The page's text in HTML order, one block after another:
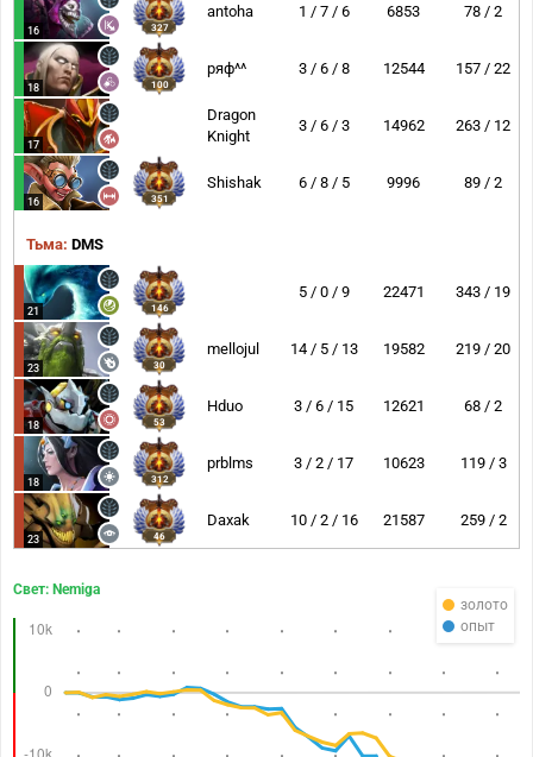
16 327
antoha 1 / 7 / 6 6853 78 / 2
18 100
ряф^^ 3 / 6 / 8 12544 157 / 22
17
Dragon
Knight
3 / 6 / 3 14962 263 / 12
16 351
Shishak 6 / 8 / 5 9996 89 / 2
Тьма: DMS
21 146
5 / 0 / 9 22471 343 / 19
23 30
mellojul 14 / 5 / 13 19582 219 / 20
18 53
Hduo 3 / 6 / 15 12621 68 / 2
18 312
prblms 3 / 2 / 17 10623 119 / 3
23 46
Daxak 10 / 2 / 16 21587 259 / 2
золото
опыт
Свет: Nemiga